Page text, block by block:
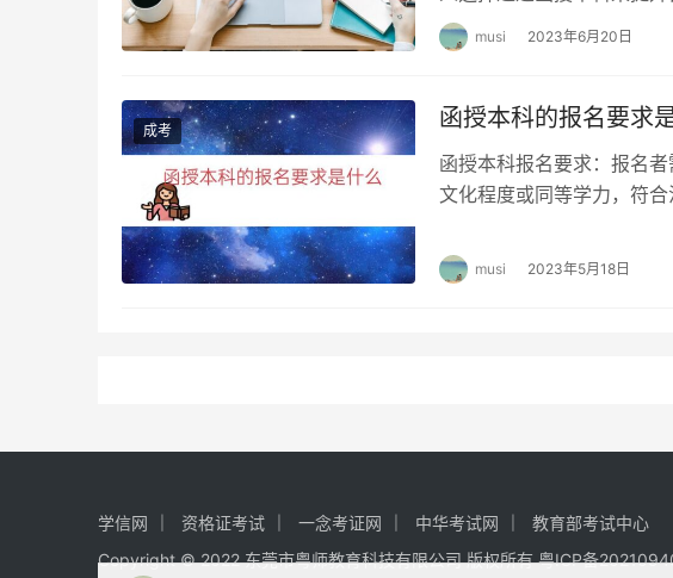
用和价值，很多人存在疑虑
musi 2023年6月20日
成考 函授本科的报名要求
函授本科报名要求：报名
文化程度或同等学力，符
musi 2023年5月18日
学信网 资格证考试 一念考证网 中华考试网
教育部考试中心
Copyright © 2022 东莞市粤师教育科技有限公司 版权所有粤ICP备